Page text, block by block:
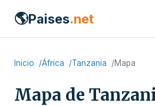
🌎Paises.net
Inicio África Tanzania Mapa
Mapa de